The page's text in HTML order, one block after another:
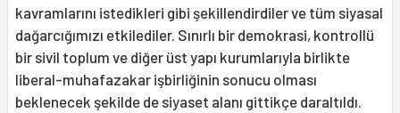
kavramlarını istedikleri gibi şekillendirdiler ve tüm siyasal
dağarcığımızı etkilediler. Sınırlı bir demokrasi, kontrollü
bir sivil toplum ve diğer üst yapı kurumlarıyla birlikte
liberal-muhafazakar işbirliğinin sonucu olması
beklenecek şekilde de siyaset alanı gittikçe daraltıldı.